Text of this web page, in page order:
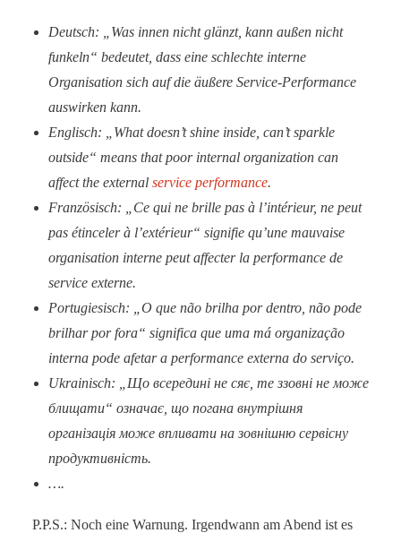
Deutsch: „Was innen nicht glänzt, kann außen nicht
funkeln“ bedeutet, dass eine schlechte interne
Organisation sich auf die äußere Service-Performance
auswirken kann.
Englisch: „What doesn’t shine inside, can’t sparkle
outside“ means that poor internal organization can
affect the external service performance.
Französisch: „Ce qui ne brille pas à l’intérieur, ne peut
pas étinceler à l’extérieur“ signifie qu’une mauvaise
organisation interne peut affecter la performance de
service externe.
Portugiesisch: „O que não brilha por dentro, não pode
brilhar por fora“ significa que uma má organização
interna pode afetar a performance externa do serviço.
Ukrainisch: „Що всередині не сяє , те ззовні не може
блищати“ означає , що погана внутрішня
організація може впливати на зовнішню сервісну
продуктивність.
….
P.P.S.: Noch eine Warnung. Irgendwann am Abend ist es